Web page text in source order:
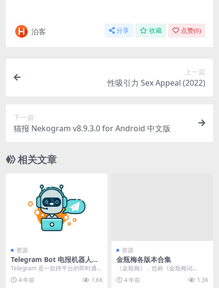
泊客 分享 收藏 点赞(0)
上一篇
性吸引力 Sex Appeal (2022)
下一篇
猫报 Nekogram v8.9.3.0 for Android 中文版
相关文章
资源
Telegram Bot 电报机器人合
集
Telegram 是一款跨平台的即时通讯
软件，用户可以相互交换加密与自
毁消息，发...
4 年前 1.6K
资源
金瓶梅各版本合集
《金瓶梅》，也称《金瓶梅词
话》，它是中国史上第一部文人独
立创作的长篇白话世情章回...
4 年前 1.3K